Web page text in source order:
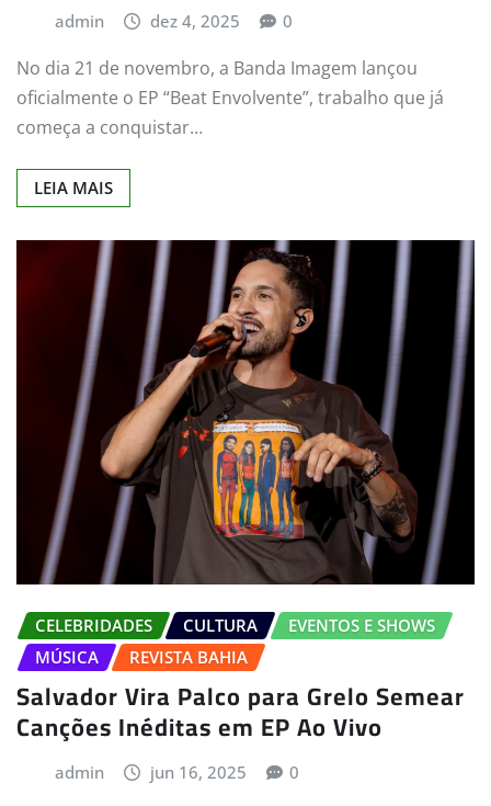
admin dez 4, 2025 0
No dia 21 de novembro, a Banda Imagem lançou
oficialmente o EP “Beat Envolvente”, trabalho que já
começa a conquistar…
LEIA MAIS
CELEBRIDADES CULTURA
EVENTOS E SHOWS
MÚSICA
REVISTA BAHIA
Salvador Vira Palco para Grelo Semear
Canções Inéditas em EP Ao Vivo
admin jun 16, 2025 0